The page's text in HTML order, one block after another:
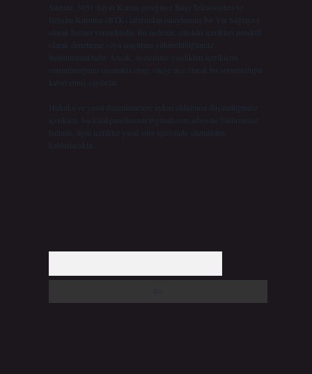
Sitemiz, 5651 Sayılı Kanun gereğince Bilgi Teknolojileri ve
İletişim Kurumu (BTK) tarafından onaylanmış bir Yer Sağlayıcı
olarak hizmet vermektedir. Bu nedenle, sitedeki içerikleri proaktif
olarak denetleme veya araştırma yükümlülüğümüz
bulunmamaktadır. Ancak, üyelerimiz yazdıkları içeriklerin
sorumluluğunu taşımakta olup, siteye üye olarak bu sorumluluğu
kabul etmiş sayılırlar.
Hukuka ve yasal düzenlemelere aykırı olduğunu düşündüğünüz
içerikleri, backlinkpanelicomtr@gmail.com
adresine bildirmeniz
halinde, ilgili içerikler yasal süre içerisinde sitemizden
kaldırılacaktır.